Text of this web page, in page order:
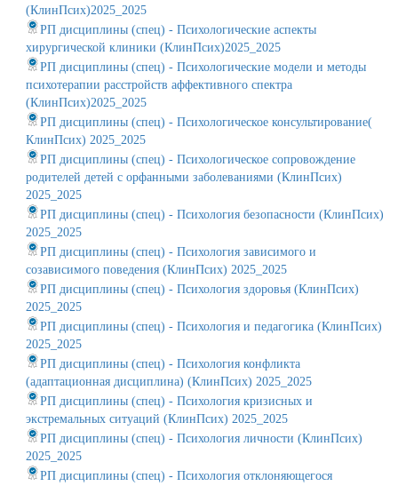
(КлинПсих)2025_2025
РП дисциплины (спец) - Психологические аспекты
хирургической клиники (КлинПсих)2025_2025
РП дисциплины (спец) - Психологические модели и методы
психотерапии расстройств аффективного спектра
(КлинПсих)2025_2025
РП дисциплины (спец) - Психологическое консультирование(
КлинПсих) 2025_2025
РП дисциплины (спец) - Психологическое сопровождение
родителей детей с орфанными заболеваниями (КлинПсих)
2025_2025
РП дисциплины (спец) - Психология безопасности (КлинПсих)
2025_2025
РП дисциплины (спец) - Психология зависимого и
созависимого поведения (КлинПсих) 2025_2025
РП дисциплины (спец) - Психология здоровья (КлинПсих)
2025_2025
РП дисциплины (спец) - Психология и педагогика (КлинПсих)
2025_2025
РП дисциплины (спец) - Психология конфликта
(адаптационная дисциплина) (КлинПсих) 2025_2025
РП дисциплины (спец) - Психология кризисных и
экстремальных ситуаций (КлинПсих) 2025_2025
РП дисциплины (спец) - Психология личности (КлинПсих)
2025_2025
РП дисциплины (спец) - Психология отклоняющегося